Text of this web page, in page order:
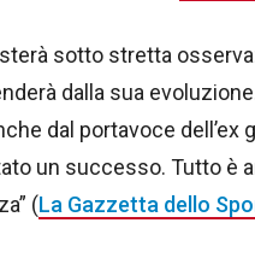
sotto stretta
dalla sua
dal portavoce dell’ex
un successo. Tutto è
(La Gazzetta dello